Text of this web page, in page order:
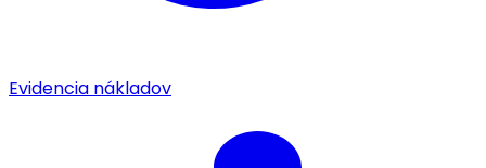
Evidencia nákladov